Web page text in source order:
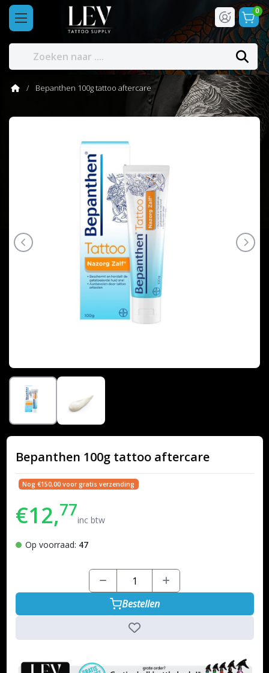
0
Bepanthen 100g tattoo aftercare
Bepanthen 100g tattoo aftercare
Nog €150,00 voor gratis verzending
€12,77inc btw
Op voorraad: 47
Bestellen